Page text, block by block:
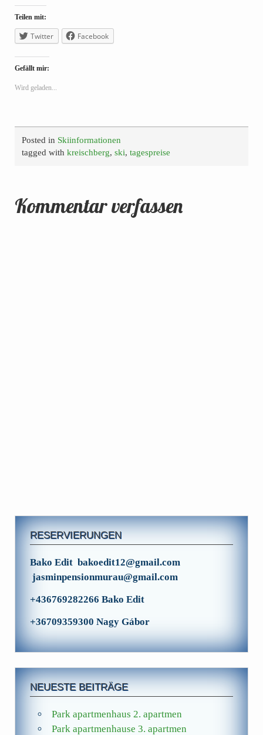
Teilen mit:
Twitter Facebook
Gefällt mir:
Wird geladen...
Posted in Skiinformationen
tagged withkreischberg,ski,tagespreise
Kommentar verfassen
RESERVIERUNGEN
Bako Edit bakoedit12@gmail.com
jasminpensionmurau@gmail.com
+436769282266 Bako Edit
+36709359300 Nagy Gábor
NEUESTE BEITRÄGE
Park apartmenhaus 2. apartmen
Park apartmenhause 3. apartmen